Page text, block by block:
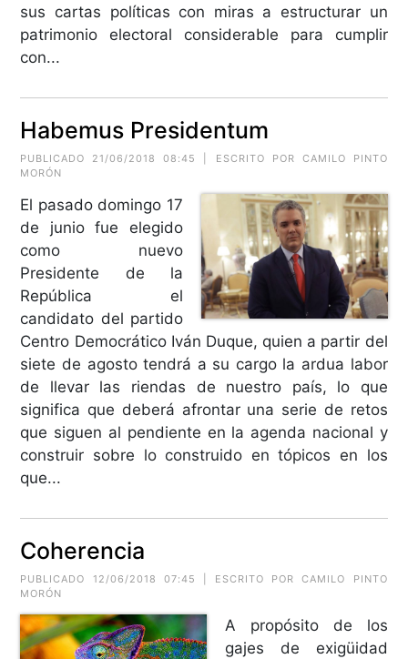
sus cartas políticas con miras a estructurar un
patrimonio electoral considerable para cumplir
con...
Habemus Presidentum
PUBLICADO 21/06/2018 08:45 | ESCRITO POR CAMILO PINTO
MORÓN
El pasado domingo 17
de junio fue elegido
como nuevo
Presidente de la
República el
candidato del partido
Centro Democrático Iván Duque, quien a partir del
siete de agosto tendrá a su cargo la ardua labor
de llevar las riendas de nuestro país, lo que
significa que deberá afrontar una serie de retos
que siguen al pendiente en la agenda nacional y
construir sobre lo construido en tópicos en los
que...
Coherencia
PUBLICADO 12/06/2018 07:45 | ESCRITO POR CAMILO PINTO
MORÓN
A propósito de los
gajes de exigüidad